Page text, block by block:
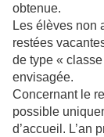
obtenue.
Les élèves non
restées
de type «
envisagée.
Concernant le
possible
d’accueil. L’an